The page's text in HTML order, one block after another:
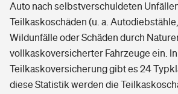
Auto nach selbstverschuldeten
Teilkaskoschäden (u. a.
Wildunfälle oder Schäden durch
vollkaskoversicherter Fahrzeuge ein.
Teilkaskoversicherung gibt es 24
diese Statistik werden die